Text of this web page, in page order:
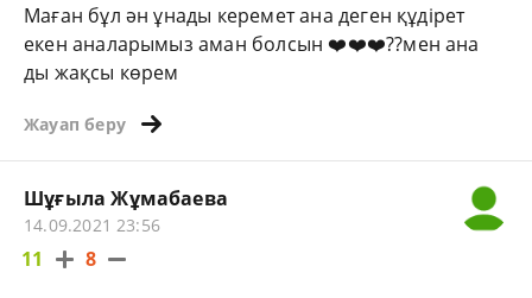
Маған бұл ән ұнады керемет ана деген құдірет
екен аналарымыз аман болсын ❤️❤️❤️??мен ана
ды жақсы көрем
Жауап беру
Шұғыла Жұмабаева
14.09.2021 23:56
11 8